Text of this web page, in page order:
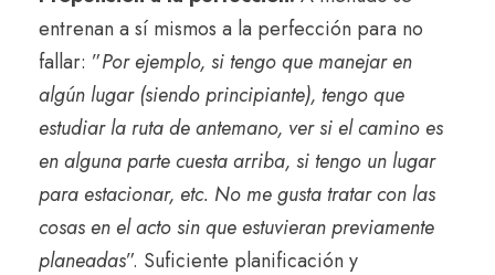
entrenan a sí mismos a la perfección para no
fallar: ”Por ejemplo, si tengo que manejar en
algún lugar (siendo principiante), tengo que
estudiar la ruta de antemano, ver si el camino es
en alguna parte cuesta arriba, si tengo un lugar
para estacionar, etc. No me gusta tratar con las
cosas en el acto sin que estuvieran previamente
planeadas”. Suficiente planificación y